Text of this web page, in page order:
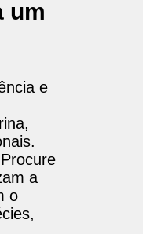
um
e
Procure
a
o